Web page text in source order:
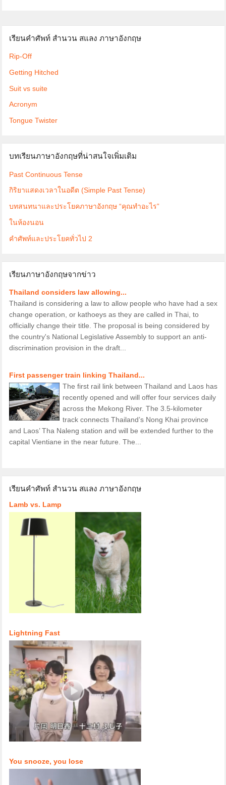
เรียนคำศัพท์ สำนวน สแลง ภาษาอังกฤษ
Rip-Off
Getting Hitched
Suit vs suite
Acronym
Tongue Twister
บทเรียนภาษาอังกฤษที่น่าสนใจเพิ่มเติม
Past Continuous Tense
กิริยาแสดงเวลาในอดีต (Simple Past Tense)
บทสนทนาและประโยคภาษาอังกฤษ “คุณทำอะไร”
ในห้องนอน
คำศัพท์และประโยคทั่วไป 2
เรียนภาษาอังกฤษจากข่าว
Thailand considers law allowing...
Thailand is considering a law to allow people who have had a sex
change operation, or kathoeys as they are called in Thai, to
officially change their title. The proposal is being considered by
the country's National Legislative Assembly to support an anti-
discrimination provision in the draft...
First passenger train linking Thailand...
The first rail link between Thailand and Laos has
recently opened and will offer four services daily
across the Mekong River. The 3.5-kilometer
track connects Thailand’s Nong Khai province
and Laos’ Tha Naleng station and will be extended further to the
capital Vientiane in the near future. The...
เรียนคำศัพท์ สำนวน สแลง ภาษาอังกฤษ
Lamb vs. Lamp
Lightning Fast
You snooze, you lose